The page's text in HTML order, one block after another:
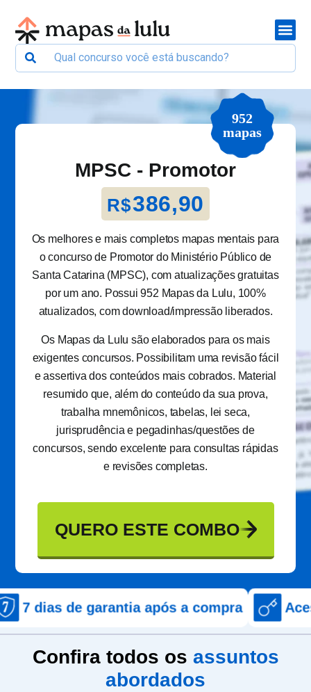
952
mapas
MPSC - Promotor
R$386,90
Os melhores e mais completos mapas mentais para
o concurso de Promotor do Ministério Público de
Santa Catarina (MPSC), com atualizações gratuitas
por um ano. Possui 952 Mapas da Lulu, 100%
atualizados, com download/impressão liberados.
Os Mapas da Lulu são elaborados para os mais
exigentes concursos. Possibilitam uma revisão fácil
e assertiva dos conteúdos mais cobrados. Material
resumido que, além do conteúdo da sua prova,
trabalha mnemônicos, tabelas, lei seca,
jurisprudência e pegadinhas/questões de
concursos, sendo excelente para consultas rápidas
e revisões completas.
QUERO ESTE COMBO
garantia após a compra Acesso
Confira todos os assuntos
abordados